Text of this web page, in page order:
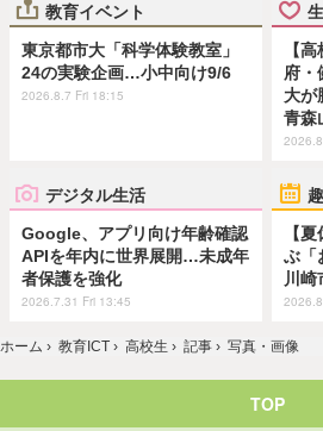
教育イベント
東京都市大「科学体験教室」
24の実験企画…小中向け9/6
2026.8.7 Fri 18:15
【
府・
大が
青森
デジタル生活
Google、アプリ向け年齢確認
APIを年内に世界展開…未成年
者保護を強化
2026.7.31 Fri 13:45
【
ぶ「
川崎
ホーム › 教育ICT › 高校生 › 記事 › 写真・画像
TOP